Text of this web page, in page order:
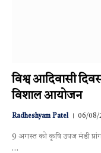
विश्व आदिवासी
विशाल आयोजन
Radheshyam Patel 06/08/
9 अगस्त को कृषि उपज मंडी
…